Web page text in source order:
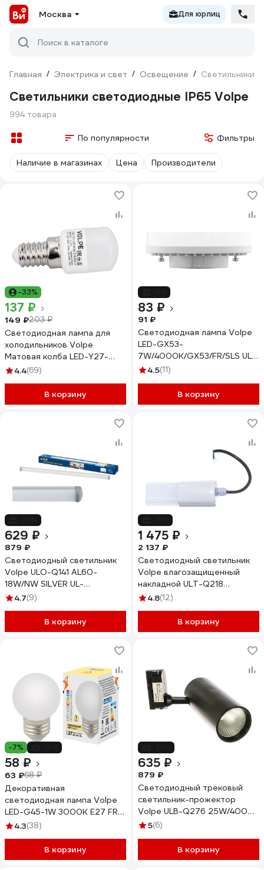
Москва Для юрлиц
Поиск в каталоге
Главная / Электрика и свет / Освещение / Светильники
Светильники светодиодные IP65 Volpe
994 товара
По популярности Фильтры
Наличие в магазинах Цена Производители
-33%
137 ₽
149 ₽203 ₽
Светодиодная лампа для
холодильников Volpe
Матовая колба LED-Y27-
3W/WW/E14/FR/Z UL-
4.4(69)
В корзину
83 ₽
91 ₽
Светодиодная лампа Volpe
LED-GX53-
7W/4000K/GX53/FR/SLS UL-
00008610
4.5(11)
В корзину
629 ₽
879 ₽
Светодиодный светильник
Volpe ULO-Q141 AL60-
18W/NW SILVER UL-
00000452
4.7(9)
В корзину
1 475 ₽
2 137 ₽
Светодиодный светильник
Volpe влагозащищенный
накладной ULT-Q218
45W/NW IP65 WHITE UL-
4.8(12)
В корзину
-7%
58 ₽
63 ₽68 ₽
Декоративная
светодиодная лампа Volpe
LED-G45-1W 3000K E27 FR
С Форма шар UL-00006560
4.3(38)
В корзину
635 ₽
879 ₽
Светодиодный трековый
светильник-прожектор
Volpe ULB-Q276 25W/4000К
BLACK UL-00005939
5(6)
В корзину